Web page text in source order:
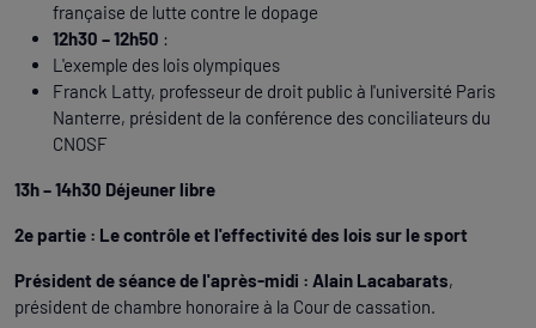
française de lutte contre le dopage
12h30 – 12h50 :
L'exemple des lois olympiques
Franck Latty, professeur de droit public à l'université Paris
Nanterre, président de la conférence des conciliateurs du
CNOSF
13h – 14h30 Déjeuner libre
2e partie : Le contrôle et l'effectivité des lois sur le sport
Président de séance de l'après-midi : Alain Lacabarats,
président de chambre honoraire à la Cour de cassation.